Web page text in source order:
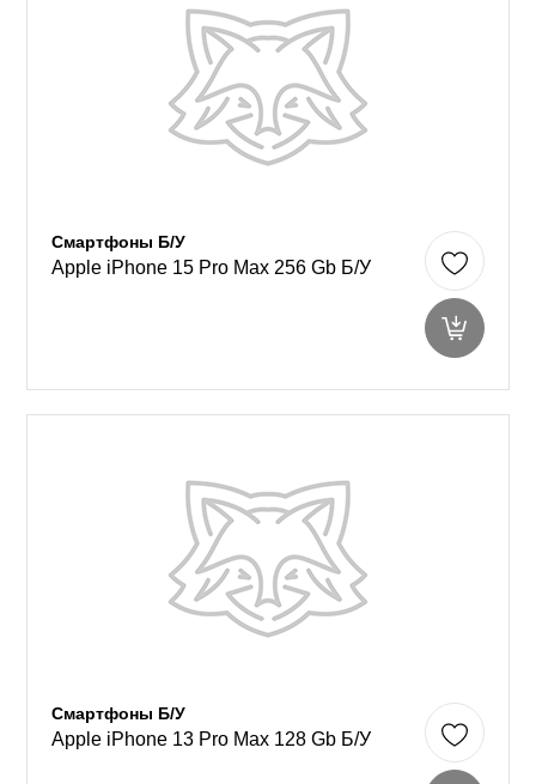
Смартфоны Б/У
Apple iPhone 15 Pro Max 256 Gb Б/У
Смартфоны Б/У
Apple iPhone 13 Pro Max 128 Gb Б/У